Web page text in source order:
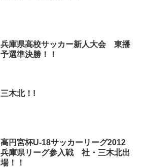
兵庫県高校サッカー新人大会 東播
予選準決勝！！
三木北！!
高円宮杯U-18サッカーリーグ2012
兵庫県リーグ参入戦 社・三木北出
場！！